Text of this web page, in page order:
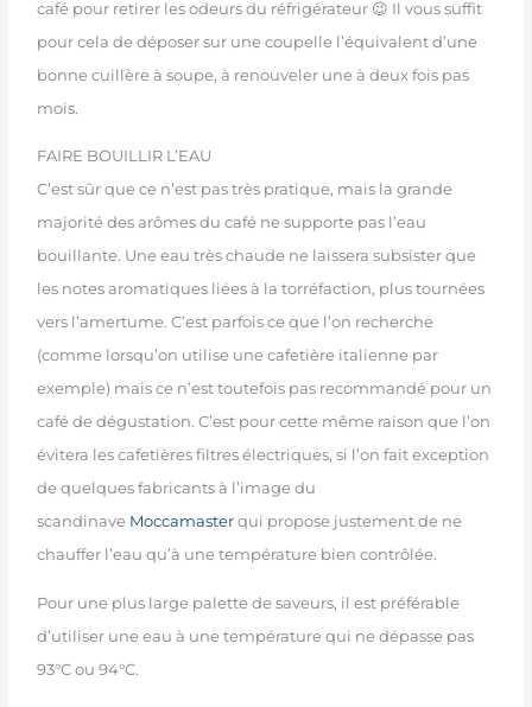
café pour retirer les odeurs du réfrigérateur 😉 Il vous suffit
pour cela de déposer sur une coupelle l’équivalent d’une
bonne cuillère à soupe, à renouveler une à deux fois pas
mois.
FAIRE BOUILLIR L’EAU
C’est sûr que ce n’est pas très pratique, mais la grande
majorité des arômes du café ne supporte pas l’eau
bouillante. Une eau très chaude ne laissera subsister que
les notes aromatiques liées à la torréfaction, plus tournées
vers l’amertume. C’est parfois ce que l’on recherche
(comme lorsqu’on utilise une cafetière italienne par
exemple) mais ce n’est toutefois pas recommandé pour un
café de dégustation. C’est pour cette même raison que l’on
évitera les cafetières filtres électriques, si l’on fait exception
de quelques fabricants à l’image du
scandinave Moccamasterqui propose justement de ne
chauffer l’eau qu’à une température bien contrôlée.
Pour une plus large palette de saveurs, il est préférable
d’utiliser une eau à une température qui ne dépasse pas
93°C ou 94°C.